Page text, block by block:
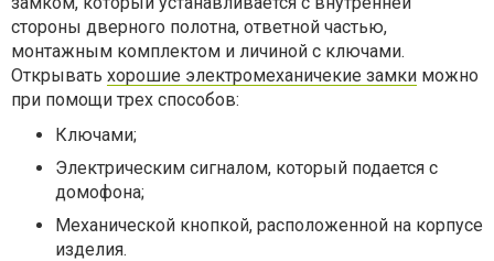
стороны дверного полотна, ответной частью,
монтажным комплектом и личиной с ключами.
Открывать хорошие электромеханичекие замки можно
при помощи трех способов:
Ключами;
Электрическим сигналом, который подается с
домофона;
Механической кнопкой, расположенной на корпусе
изделия.